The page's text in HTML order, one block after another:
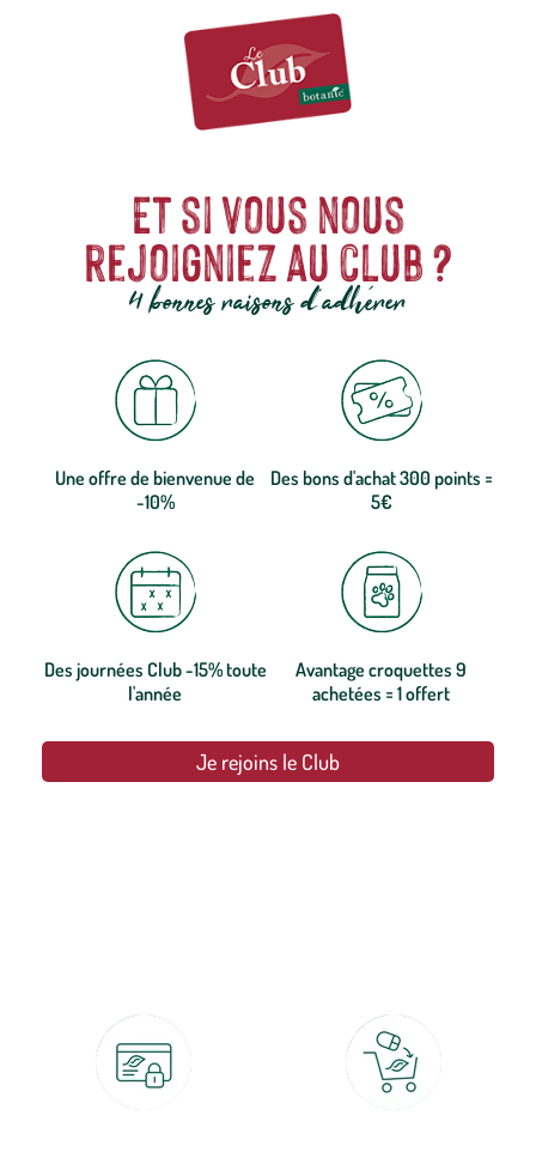
Et si vous nous
rejoigniez au club ?
4 bonnes raisons d'adhérer
Une offre de bienvenue de
-10%
Des bons d'achat 300 points =
5€
Des journées Club -15% toute
l'année
Avantage croquettes 9
achetées = 1 offert
Je rejoins le Club